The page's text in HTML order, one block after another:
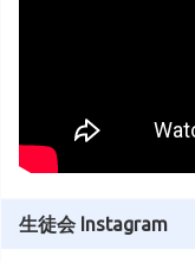
生徒会 Instagram